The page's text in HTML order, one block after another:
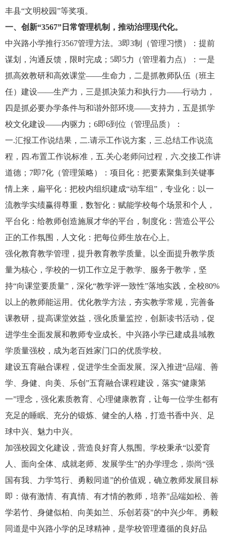
丰县“文明校园”等奖项。
一、创新“3567”日常管理机制，推动治理现代化。
中兴路小学推行3567管理方法。3即3制（管理习惯）：提前
谋划，沟通反馈，限时完成；5即5力（管理着力点）：一是
抓高效教研和高效课堂——生命力，二是抓教师队伍（班主
任）建设——生产力，三是抓决策力和执行力——行动力，
四是抓必要办学条件与和谐外部环境——支持力，五是抓学
校文化建设——内驱力；6即6到位（管理品质）：
一.汇报工作说结果，二.请示工作说方案，三.总结工作说流
程，四.布置工作说标准，五.关心老师问过程，六.交接工作讲
道德；7即7化（管理策略）：项目化：把要素聚集到关键事
情上来，扁平化：把校内组织建成“动车组”，专业化：以一
流教学实绩赢得尊重，数智化：赋能学校每个场景和个人，
平台化：给教师创造施展才华的平台，制度化：营造公平公
正的工作氛围，人文化：把每位师生放在心上。
强化教育教学管理，提升教育教学质量。以全面提升教学质
量为核心，学校的一切工作立足于教学、服务于教学，坚
持“向课堂要质量”，深化“教学评一致性”落地实践，全校80%
以上的教师能运用。优化教学方法，夯实教学常规，完善备
课教研，提高课堂效益，强化质量监控，创新读书活动，促
进学生全面发展和教师专业成长。中兴路小学已建成县域教
学质量强校，成为老百姓家门口的优质学校。
建设五育融合课程，促进学生全面发展。深入推进“品端、善
学、身健、向美、乐创”五育融合课程建设，落实“健康第
一”理念，强化素质教育、心理健康教育，让每一位学生都有
充足的睡眠、充分的锻炼、健全的人格，打造书香中兴、足
球中兴、魅力中兴。
加强校园文化建设，营造良好育人氛围。学校秉承“以爱育
人、面向全体、成就老师、发展学生”的办学理念，崇尚“强
国有我、力学笃行、勇毅同道”的价值观，确立教师发展目标
即：做有激情、有真情、有才情的教师，培养"品端如松、善
学若竹、身健似柏、向美如兰、乐创若葵"的中兴少年。勇毅
同道是中兴路小学的足球精神，是学校管理遵循的良好品